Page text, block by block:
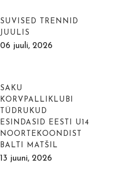
SUVISED TRENNID
JUULIS
06 juuli, 2026
SAKU
KORVPALLIKLUBI
TÜDRUKUD
ESINDASID EESTI U14
NOORTEKOONDIST
BALTI MATŠIL
13 juuni, 2026